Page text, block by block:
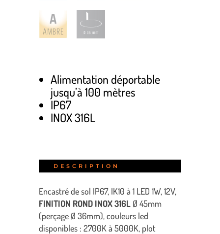
Alimentation déportable
jusqu’à 100 mètres
IP67
INOX 316L
DESCRIPTION
Encastré de sol IP67, IK10 à 1 LED 1W, 12V,
FINITION ROND INOX 316LØ 45mm
(perçage Ø 36mm),couleurs led
disponibles : 2700K à 5000K, plot